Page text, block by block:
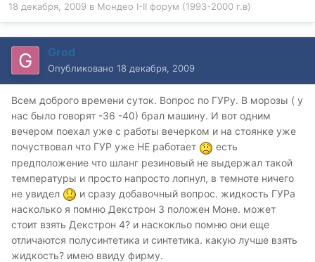
18 декабря, 2009 в Мондео I-II форум (1993-2000 г.в)
Grod
Опубликовано 18 декабря, 2009
Всем доброго времени суток. Вопрос по ГУРу. В морозы ( у
нас было говорят -36 -40) брал машину. И вот одним
вечером поехал уже с работы вечерком и на стоянке уже
почуствовал что ГУР уже НЕ работает
есть
предположение что шланг резиновый не выдержал такой
температуры и просто напросто лопнул, в темноте ничего
не увидел
и сразу добавочный вопрос. жидкость ГУРа
насколько я помню Декстрон 3 положен Моне. может
стоит взять Декстрон 4? и наскокльо помню они еще
отличаются полусинтетика и синтетика. какую лучше взять
жидкость? имею ввиду фирму.